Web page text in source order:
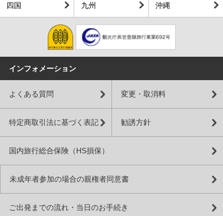
四国 九州 沖縄
インフォメーション
よくある質問 変更・取消料
特定商取引法に基づく表記 勧誘方針
国内旅行総合保険（HS損保）
未成年者参加の場合の親権者同意書
ご出発までの流れ・当日のお手続き